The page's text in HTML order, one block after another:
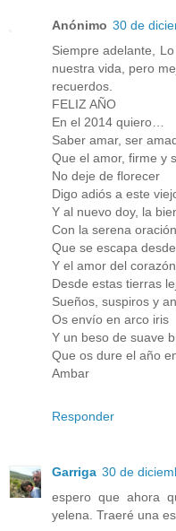
Anónimo 30 de
Siempre adelante,
nuestra vida, pero
recuerdos.
FELIZ AÑO
En el 2014 quiero…
Saber amar, ser
Que el amor, firme y
No deje de florecer
Digo adiós a este
Y al nuevo doy, la
Con la serena oración,
Que se escapa
Y el amor del corazón
Desde estas tierras
Sueños, suspiros y
Os envío en arco iris
Y un beso de suave
Que os dure el año
Ambar
Responder
Garriga 30 de
espero que ahora
yelena. Traeré una